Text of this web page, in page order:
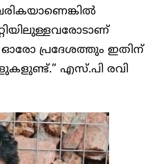
പ്രദേശത്തും ഇതിന്
എസ്.പി രവി